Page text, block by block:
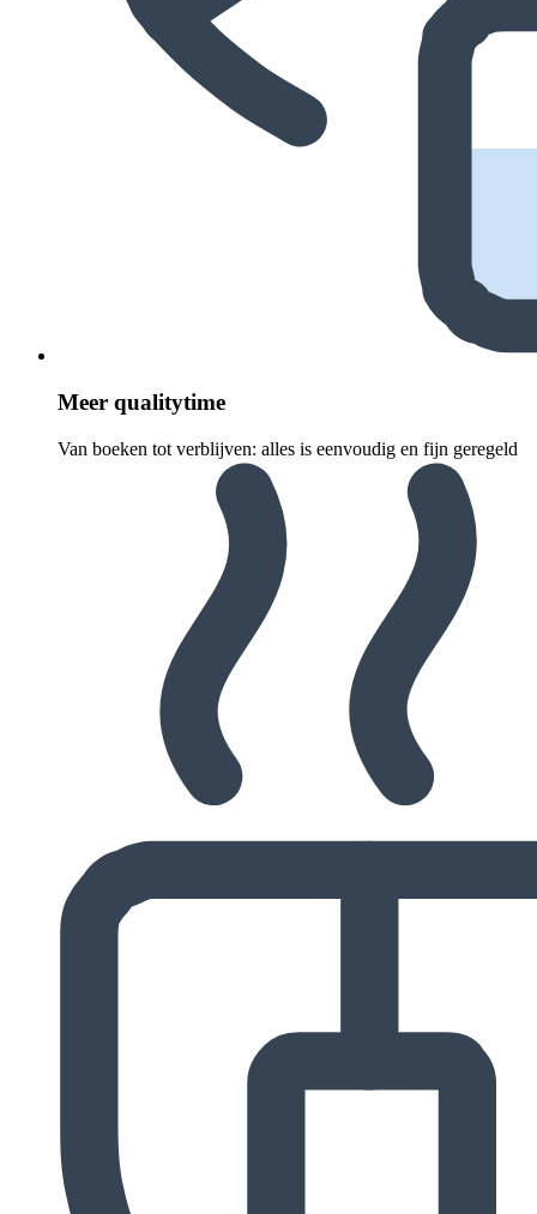
Meer quali­ty­time
Van boeken tot verblijven: alles is eenvoudig en fijn geregeld